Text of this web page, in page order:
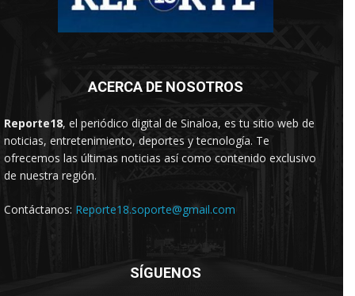
ACERCA DE NOSOTROS
Reporte18, el periódico digital de Sinaloa, es tu sitio web de
noticias, entretenimiento, deportes y tecnología. Te
ofrecemos las últimas noticias así como contenido exclusivo
de nuestra región.
Contáctanos: Reporte18.soporte@gmail.com
SÍGUENOS